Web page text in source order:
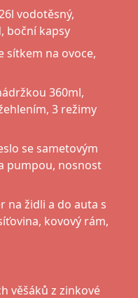
vodotěsný,
boční kapsy
sítkem na ovoce,
360ml,
3 režimy
se sametovým
pumpou, nosnost
na židli a do auta s
kovový rám,
věšáků z zinkové